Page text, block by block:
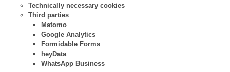
Technically necessary cookies
Third parties
Matomo
Google Analytics
Formidable Forms
heyData
WhatsApp Business